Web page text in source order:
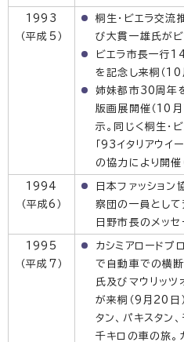
1993
（平成5）
桐生・ビエラ交
び大貫一雄氏がビ
ビエラ市長一行
を記念し来桐（
姉妹都市30周年
版画展開催（10
示。同じく桐生・
「93イタリアウイ
の協力により開催
1994
（平成6）
日本ファッション
察団の一員として
日野市長のメッセ
1995
（平成7）
カシミアロードプ
で自動車での横断
氏及びマウリッツ
が来桐（9月20日）
タン、パキスタン
千キロの車の旅。